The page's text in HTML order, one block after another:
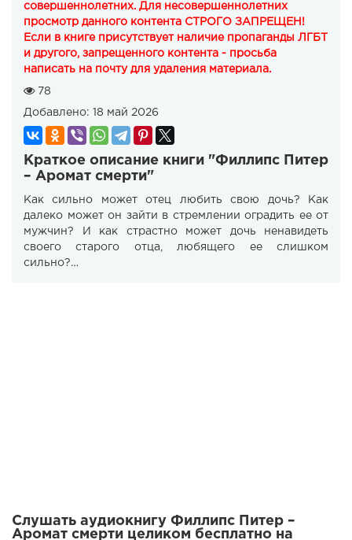
совершеннолетних. Для несовершеннолетних
просмотр данного контента СТРОГО ЗАПРЕЩЕН!
Если в книге присутствует наличие пропаганды ЛГБТ
и другого, запрещенного контента - просьба
написать на почту для удаления материала.
78
Добавлено: 18 май 2026
Краткое описание книги "Филлипс Питер
– Аромат смерти"
Как сильно может отец любить свою дочь? Как
далеко может он зайти в стремлении оградить ее от
мужчин? И как страстно может дочь ненавидеть
своего старого отца, любящего ее слишком
сильно?…
Слушать аудиокнигу Филлипс Питер –
Аромат смерти целиком бесплатно на